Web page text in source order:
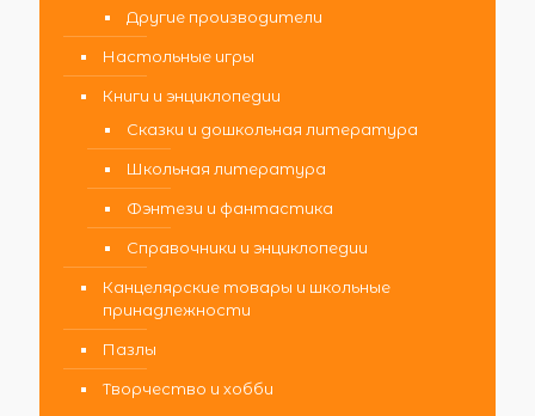
Другие производители
Настольные игры
Книги и энциклопедии
Сказки и дошкольная литература
Школьная литература
Фэнтези и фантастика
Справочники и энциклопедии
Канцелярские товары и школьные
принадлежности
Пазлы
Творчество и хобби